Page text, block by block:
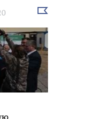
Выбрать